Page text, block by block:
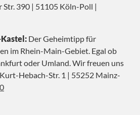
Str. 390 | 51105 Köln-Poll |
Der Geheimtipp für
im Rhein-Main-Gebiet. Egal ob
oder Umland. Wir freuen uns
Hebach-Str. 1 | 55252 Mainz-